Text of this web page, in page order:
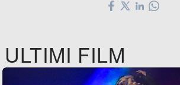
ULTIMI FILM